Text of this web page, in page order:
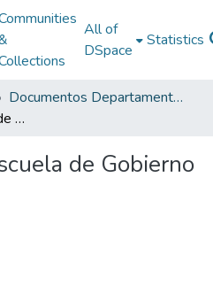
All of
DSpace
Statistics
Documentos Departamentales
Informe Marzo Escuela de Gobierno Risaralda 2002
de Gobierno